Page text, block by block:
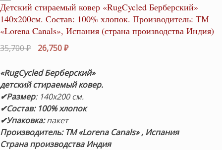
Детский стираемый ковер «RugCycled Берберский»
140х200см. Состав: 100% хлопок. Производитель: ТМ
«Lorena Canals», Испания (страна производства Индия)
35,700₽
Первоначальная
составляла
35,700 ₽.
26,750₽Текущая
26,750 ₽.
«RugCycled Берберский»
детский стираемый ковер.
✔Размер: 140х200 см.
✔Состав: 100% хлопок
✔Упаковка:пакет
Производитель: ТМ «Lorena Canals» , Испания
Страна производства Индия